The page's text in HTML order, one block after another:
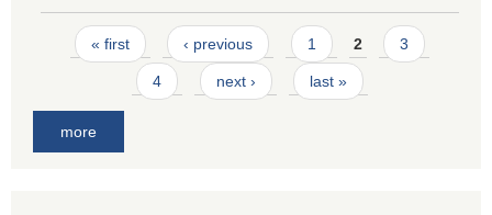
Pages
« first ‹ previous 1 2 3
4 next › last »
more